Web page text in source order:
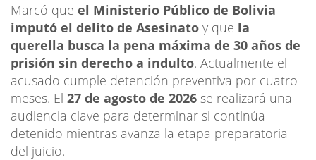
Marcó que el Ministerio Público de Bolivia
imputó el delito de Asesinato y que la
querella busca la pena máxima de 30 años de
prisión sin derecho a indulto. Actualmente el
acusado cumple detención preventiva por cuatro
meses. El 27 de agosto de 2026 se realizará una
audiencia clave para determinar si continúa
detenido mientras avanza la etapa preparatoria
del juicio.